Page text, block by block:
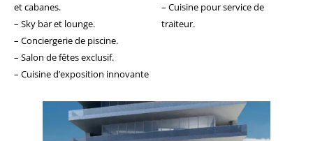
et cabanes.
– Sky bar et lounge.
– Conciergerie de piscine.
– Salon de fêtes exclusif.
– Cuisine d’exposition innovante
– Cuisine pour service de
traiteur.